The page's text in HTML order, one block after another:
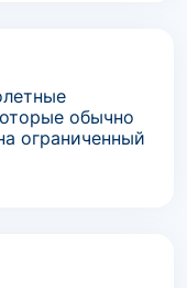
обычно
ограниченный